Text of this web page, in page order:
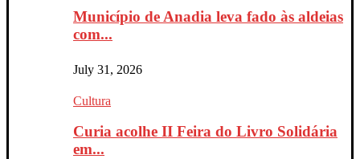
Município de Anadia leva fado às aldeias
com...
July 31, 2026
Cultura
Curia acolhe II Feira do Livro Solidária
em...